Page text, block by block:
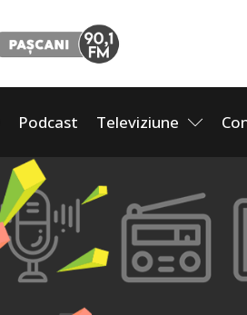
Podcast Televiziune